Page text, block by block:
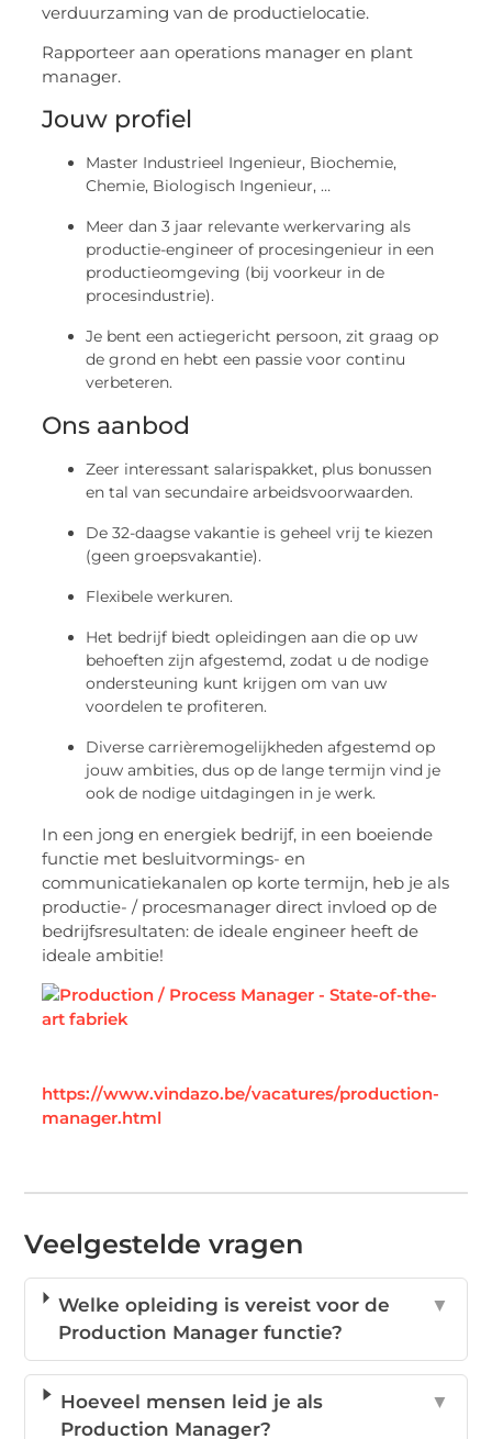
verduurzaming van de productielocatie.
Rapporteer aan operations manager en plant
manager.
Jouw profiel
Master Industrieel Ingenieur, Biochemie,
Chemie, Biologisch Ingenieur, …
Meer dan 3 jaar relevante werkervaring als
productie-engineer of procesingenieur in een
productieomgeving (bij voorkeur in de
procesindustrie).
Je bent een actiegericht persoon, zit graag op
de grond en hebt een passie voor continu
verbeteren.
Ons aanbod
Zeer interessant salarispakket, plus bonussen
en tal van secundaire arbeidsvoorwaarden.
De 32-daagse vakantie is geheel vrij te kiezen
(geen groepsvakantie).
Flexibele werkuren.
Het bedrijf biedt opleidingen aan die op uw
behoeften zijn afgestemd, zodat u de nodige
ondersteuning kunt krijgen om van uw
voordelen te profiteren.
Diverse carrièremogelijkheden afgestemd op
jouw ambities, dus op de lange termijn vind je
ook de nodige uitdagingen in je werk.
In een jong en energiek bedrijf, in een boeiende
functie met besluitvormings- en
communicatiekanalen op korte termijn, heb je als
productie- / procesmanager direct invloed op de
bedrijfsresultaten: de ideale engineer heeft de
ideale ambitie!
https://www.vindazo.be/vacatures/production-
manager.html
Veelgestelde vragen
Welke opleiding is vereist voor de
Production Manager functie?
▼
Hoeveel mensen leid je als
Production Manager?
▼